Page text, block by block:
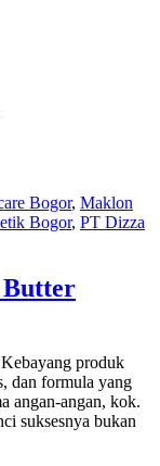
Bogor, Maklon
Bogor, PT Dizza
produk
dan formula yang
angan-angan, kok.
suksesnya bukan